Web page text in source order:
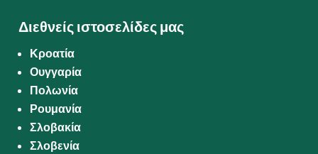
Διεθνείς ιστοσελίδες μας
Κροατία
Ουγγαρία
Πολωνία
Ρουμανία
Σλοβακία
Σλοβενία